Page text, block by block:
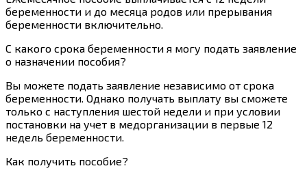
беременности и до месяца родов или прерывания
беременности включительно.
С какого срока беременности я могу подать заявление
о назначении пособия?
Вы можете подать заявление независимо от срока
беременности. Однако получать выплату вы сможете
только с наступления шестой недели и при условии
постановки на учет в медорганизации в первые 12
недель беременности.
Как получить пособие?